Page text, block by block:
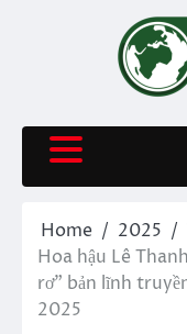
Home 2025
Hoa hậu Lê
rơ” bản lĩnh
2025